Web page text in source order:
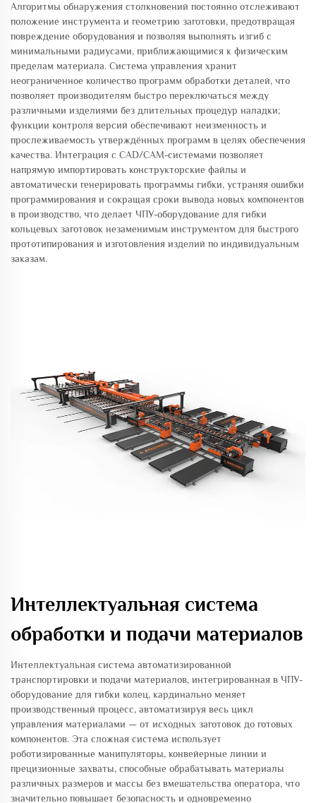
Алгоритмы обнаружения столкновений постоянно отслеживают
положение инструмента и геометрию заготовки, предотвращая
повреждение оборудования и позволяя выполнять изгиб с
минимальными радиусами, приближающимися к физическим
пределам материала. Система управления хранит
неограниченное количество программ обработки деталей, что
позволяет производителям быстро переключаться между
различными изделиями без длительных процедур наладки;
функции контроля версий обеспечивают неизменность и
прослеживаемость утверждённых программ в целях обеспечения
качества. Интеграция с CAD/CAM-системами позволяет
напрямую импортировать конструкторские файлы и
автоматически генерировать программы гибки, устраняя ошибки
программирования и сокращая сроки вывода новых компонентов
в производство, что делает ЧПУ-оборудование для гибки
кольцевых заготовок незаменимым инструментом для быстрого
прототипирования и изготовления изделий по индивидуальным
заказам.
Интеллектуальная система
обработки и подачи материалов
Интеллектуальная система автоматизированной
транспортировки и подачи материалов, интегрированная в ЧПУ-
оборудование для гибки колец, кардинально меняет
производственный процесс, автоматизируя весь цикл
управления материалами — от исходных заготовок до готовых
компонентов. Эта сложная система использует
роботизированные манипуляторы, конвейерные линии и
прецизионные захваты, способные обрабатывать материалы
различных размеров и массы без вмешательства оператора, что
значительно повышает безопасность и одновременно